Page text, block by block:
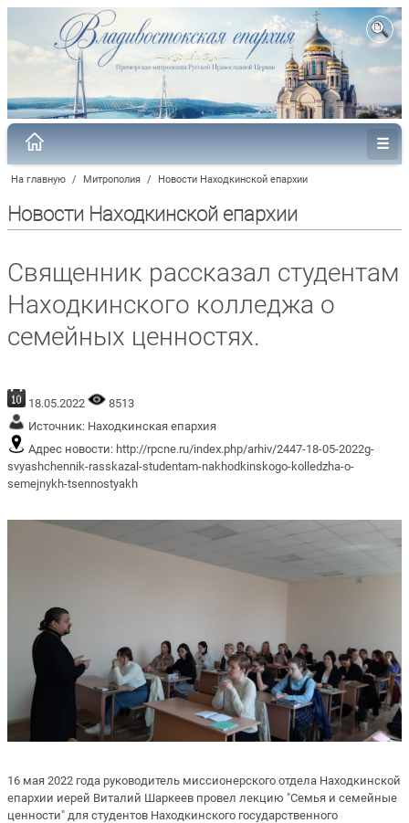
На главную / Митрополия / Новости Находкинской епархии
Новости Находкинской епархии
Священник рассказал студентам
Находкинского колледжа о
семейных ценностях.
18.05.2022
8513
Источник: Находкинская епархия
Адрес новости: http://rpcne.ru/index.php/arhiv/2447-18-05-2022g-
svyashchennik-rasskazal-studentam-nakhodkinskogo-kolledzha-o-
semejnykh-tsennostyakh
16 мая 2022 года руководитель миссионерского отдела Находкинской
епархии иерей Виталий Шаркеев провел лекцию "Семья и семейные
ценности" для студентов Находкинского государственного